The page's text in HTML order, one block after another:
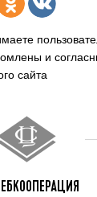
и
сайта